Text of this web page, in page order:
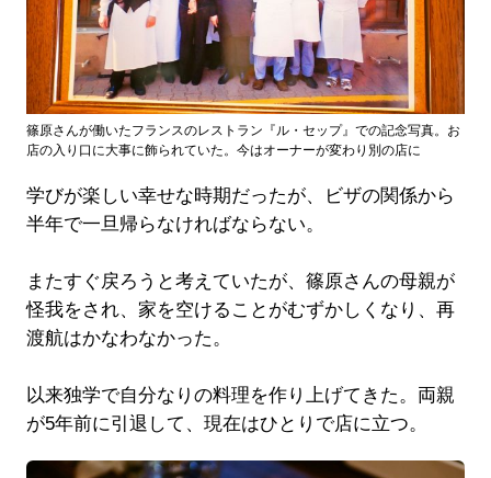
篠原さんが働いたフランスのレストラン『ル・セップ』での記念写真。お
店の入り口に大事に飾られていた。今はオーナーが変わり別の店に
学びが楽しい幸せな時期だったが、ビザの関係から
半年で一旦帰らなければならない。
またすぐ戻ろうと考えていたが、篠原さんの母親が
怪我をされ、家を空けることがむずかしくなり、再
渡航はかなわなかった。
以来独学で自分なりの料理を作り上げてきた。両親
が5年前に引退して、現在はひとりで店に立つ。